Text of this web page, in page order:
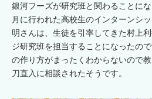
銀河フーズが研究班と関わることに
月に行われた高校生のインターンシ
明さんは、生徒を引率してきた村上
ジ研究班を担当することになったの
の作り方がまったくわからないので
刀直入に相談されたそうです。